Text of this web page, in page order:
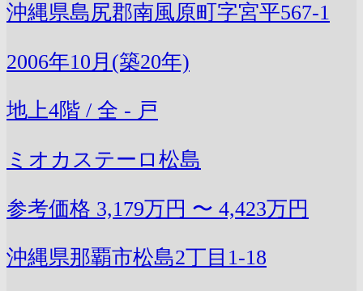
沖縄県島尻郡南風原町字宮平567-1
2006年10月(築20年)
地上4階 / 全 - 戸
ミオカステーロ松島
参考価格 3,179万円 〜 4,423万円
沖縄県那覇市松島2丁目1-18